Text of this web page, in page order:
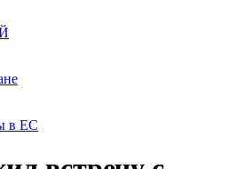
в ЕС